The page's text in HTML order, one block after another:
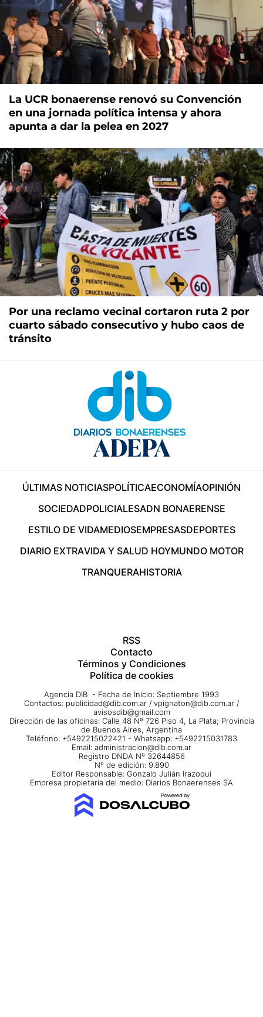
La UCR bonaerense renovó su Convención
en una jornada política intensa y ahora
apunta a dar la pelea en 2027
Por una reclamo vecinal cortaron ruta 2 por
cuarto sábado consecutivo y hubo caos de
tránsito
ÚLTIMAS NOTICIASPOLÍTICAECONOMÍAOPINIÓN
SOCIEDADPOLICIALESADN BONAERENSE
ESTILO DE VIDAMEDIOSEMPRESASDEPORTES
DIARIO EXTRAVIDA Y SALUD HOYMUNDO MOTOR
TRANQUERAHISTORIA
RSS
Contacto
Términos y Condiciones
Política de cookies
Agencia DIB - Fecha de Inicio: Septiembre 1993
Contactos: publicidad@dib.com.ar / vpignaton@dib.com.ar /
avisosdib@gmail.com
Dirección de las oficinas: Calle 48 Nº 726 Piso 4, La Plata; Provincia
de Buenos Aires, Argentina
Teléfono: +5492215022421 - Whatsapp: +5492215031783
Email: administracion@dib.com.ar
Registro DNDA Nº 32644856
Nº de edición: 9.890
Editor Responsable: Gonzalo Julián Irazoqui
Empresa propietaria del medio: Diarios Bonaerenses SA